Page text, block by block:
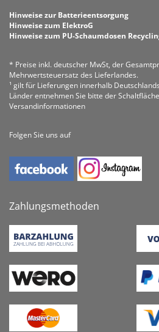
Hinweise zur Batterieentsorgung
Hinweise zum ElektroG
Hinweise zum PU-Schaumdosen
* Preise inkl. deutscher MwSt, der
Mehrwertsteuersatz des Lieferlandes.
¹ gilt für Lieferungen innerhalb
Länder entnehmen Sie bitte der
Versandinformationen
Folgen Sie uns auf
Zahlungsmethoden